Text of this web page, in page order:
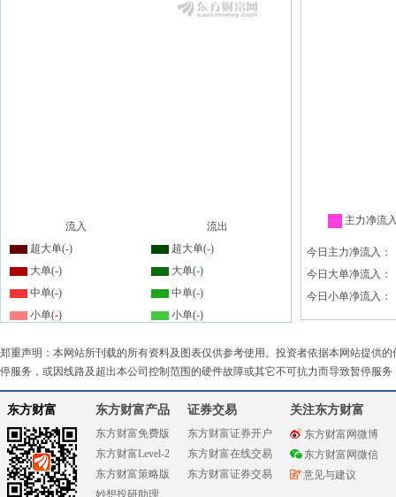
流入
流出
超大单(-) 超大单(-)
大单(-) 大单(-)
中单(-) 中单(-)
小单(-) 小单(-)
主力净流
今日主力净流入：
今日大单净流入：
今日小单净流入：
郑重声明：本网站所刊载的所有资料及图表仅供参考使用。投资者依据本网站提供
停服务，或因线路及超出本公司控制范围的硬件故障或其它不可抗力而导致暂停服
东方财富 东方财富产品
东方财富免费版
东方财富Level-2
东方财富策略版
妙想投研助理
证券交易
东方财富证券开户
东方财富在线交易
东方财富证券交易
关注东方财富
东方财富网微博
东方财富网微信
意见与建议